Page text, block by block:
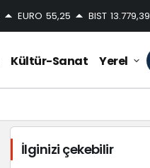
EURO 55,25 BIST 13.779,39
Kültür-Sanat Yerel
İlginizi çekebilir